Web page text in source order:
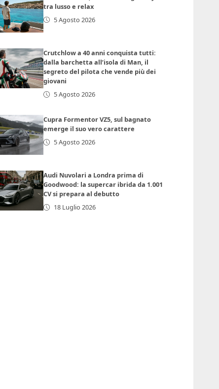
tra lusso e relax
5 Agosto 2026
Crutchlow a 40 anni conquista tutti:
dalla barchetta all’isola di Man, il
segreto del pilota che vende più dei
giovani
5 Agosto 2026
Cupra Formentor VZ5, sul bagnato
emerge il suo vero carattere
5 Agosto 2026
Audi Nuvolari a Londra prima di
Goodwood: la supercar ibrida da 1.001
CV si prepara al debutto
18 Luglio 2026